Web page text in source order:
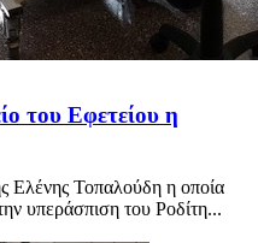
του Εφετείου η
Ελένης Τοπαλούδη η οποία
υπεράσπιση του Ροδίτη...